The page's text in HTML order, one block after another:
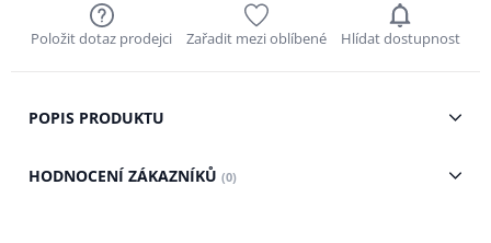
Položit dotaz prodejci Zařadit mezi oblíbené Hlídat dostupnost
POPIS PRODUKTU
HODNOCENÍ ZÁKAZNÍKŮ (0)